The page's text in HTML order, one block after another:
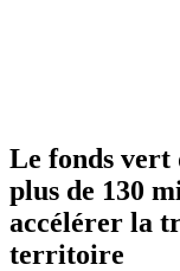
Le fonds vert
plus de 130
accélérer la
territoire